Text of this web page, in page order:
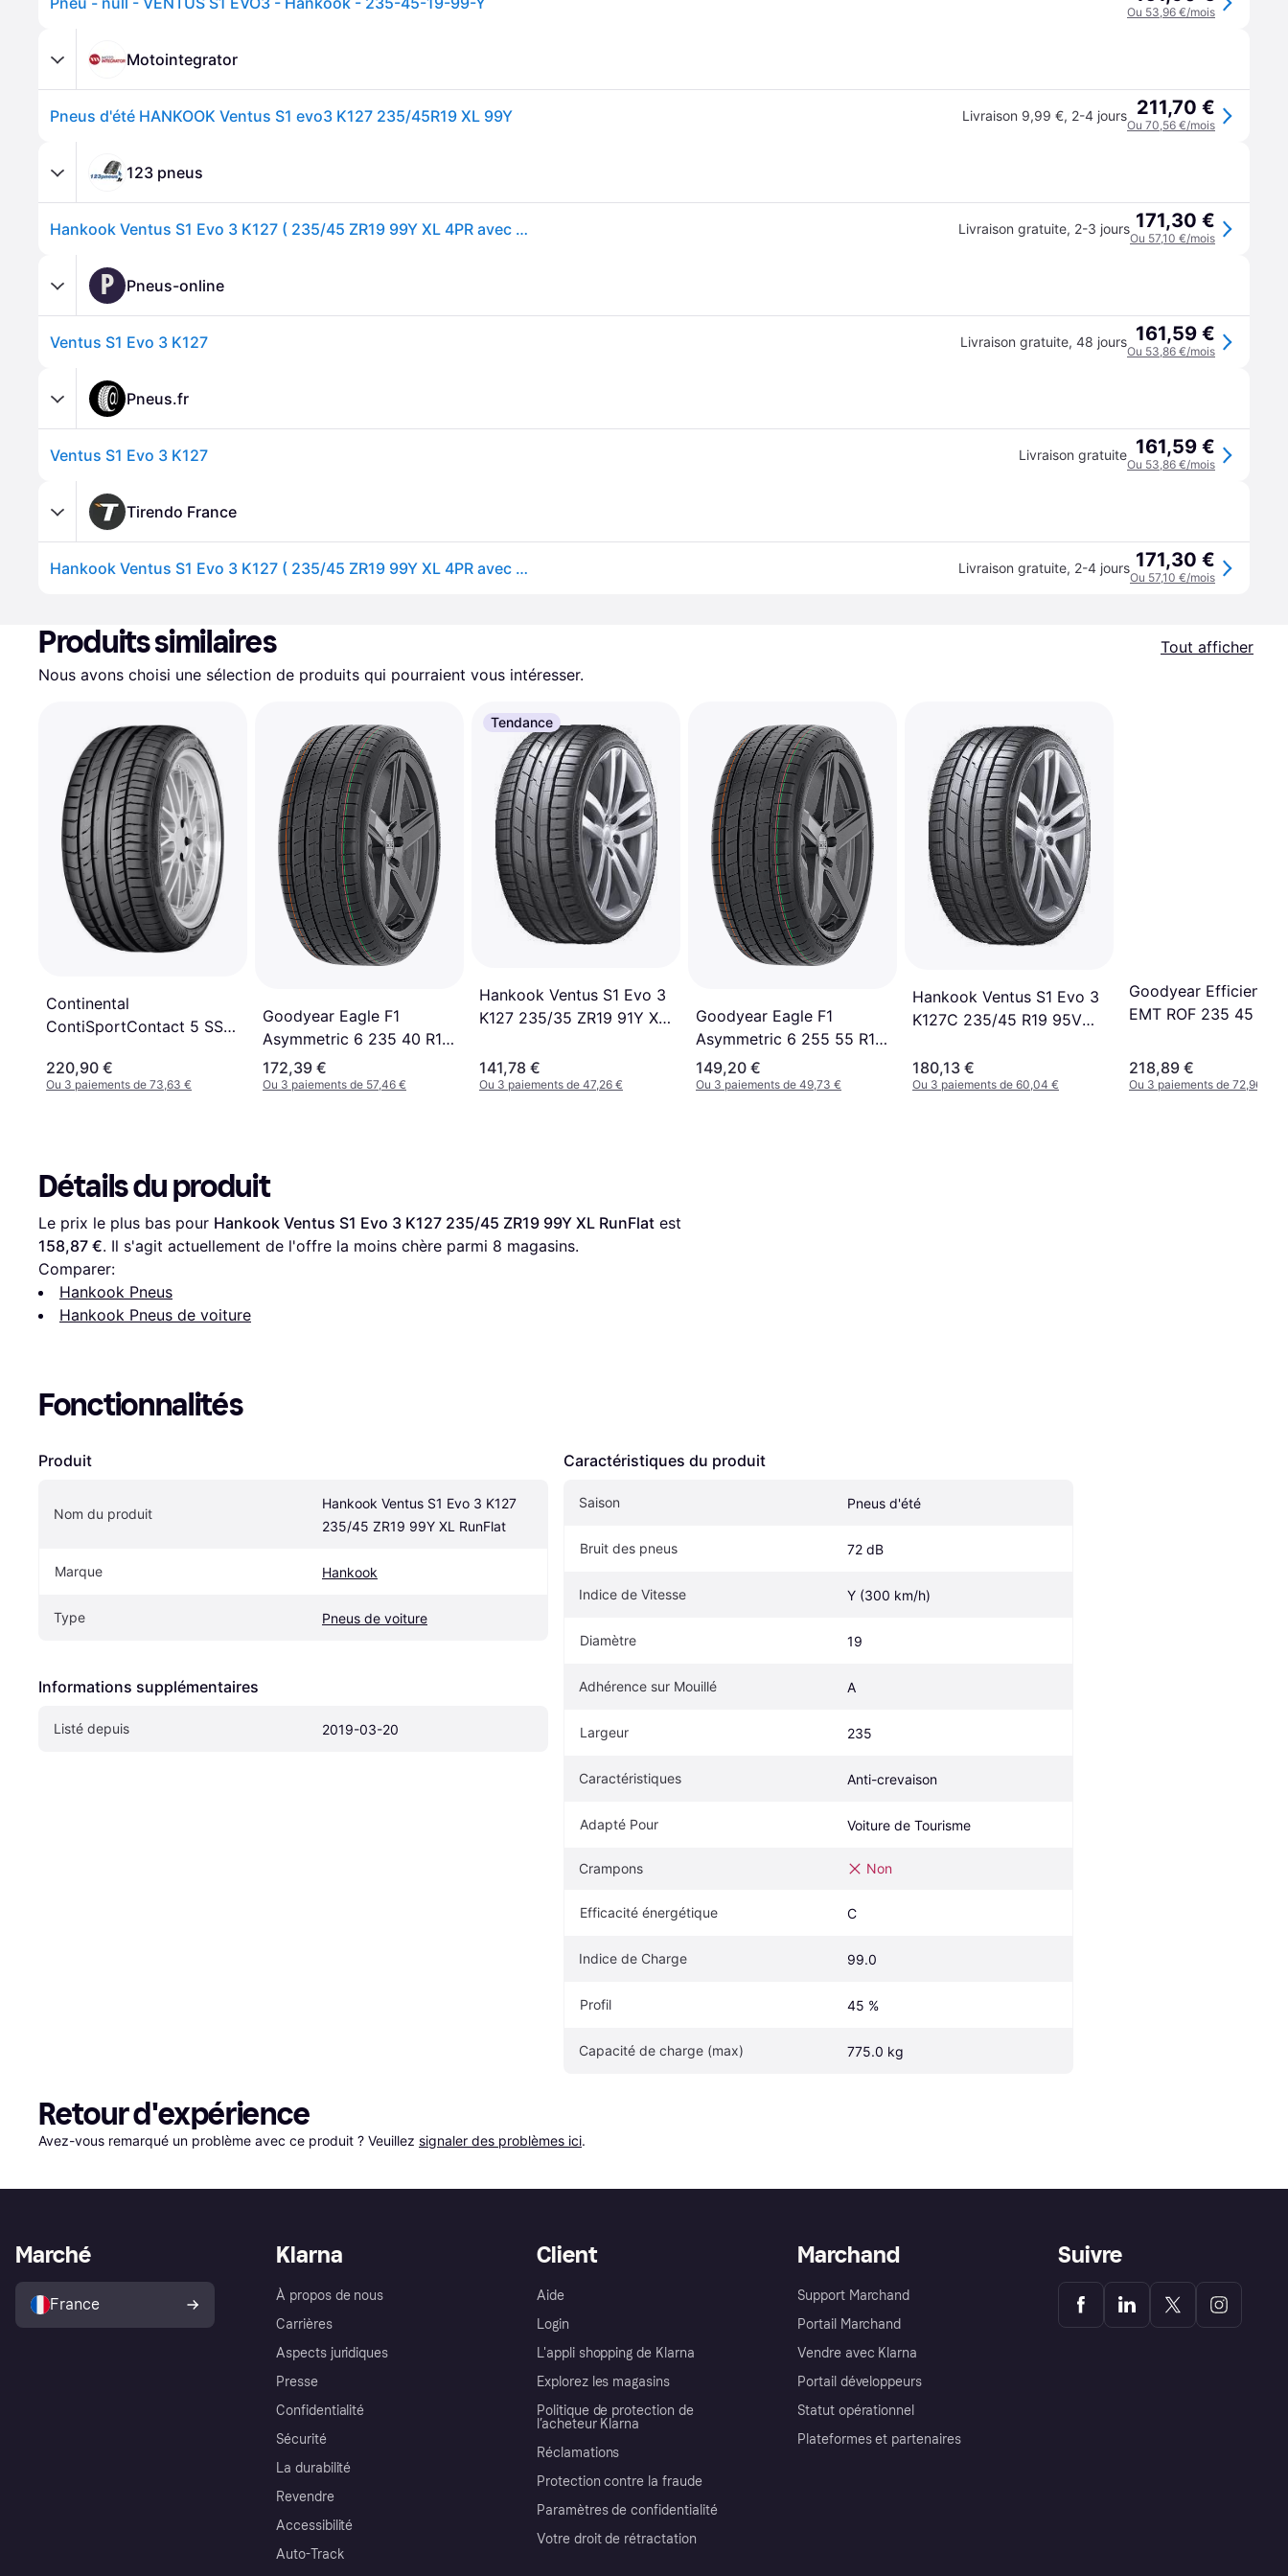
Ou 53,96 €/mois
Motointegrator
Pneus d'été HANKOOK Ventus S1 evo3 K127 235/45R19 XL 99Y Livraison 9,99 €, 2-4 jours 211,70 €
Ou 70,56 €/mois
123 pneus
Hankook Ventus S1 Evo 3 K127 ( 235/45 ZR19 99Y XL 4PR avec protège-jante (MFS) SBL ) Livraison gratuite, 2-3 jours 171,30 €
Ou 57,10 €/mois
P Pneus-online
Ventus S1 Evo 3 K127 Livraison gratuite, 48 jours 161,59 €
Ou 53,86 €/mois
Pneus.fr
Ventus S1 Evo 3 K127 Livraison gratuite 161,59 €
Ou 53,86 €/mois
Tirendo France
Hankook Ventus S1 Evo 3 K127 ( 235/45 ZR19 99Y XL 4PR avec protège-jante (MFS) SBL ) Livraison gratuite, 2-4 jours 171,30 €
Ou 57,10 €/mois
Produits similaires
Tout afficher
Nous avons choisi une sélection de produits qui pourraient vous intéresser.
Continental
ContiSportContact 5 SSR
220,90 €
Ou 3 paiements de 73,63 €
Goodyear Eagle F1
Asymmetric 6 235 40 R19
96V XL EDR NB0 Tyres
172,39 €
Ou 3 paiements de 57,46 €
Tendance
Hankook Ventus S1 Evo 3
K127 235/35 ZR19 91Y XL
141,78 €
Ou 3 paiements de 47,26 €
Goodyear Eagle F1
Asymmetric 6 255 55 R18
Tyres
149,20 €
Ou 3 paiements de 49,73 €
Hankook Ventus S1 Evo 3
K127C 235/45 R19 95V
180,13 €
Ou 3 paiements de 60,04 €
Goodyear
EMT ROF 235 45
218,89 €
Ou 3 paiements de 72,96 €
Détails du produit
Le prix le plus bas pour Hankook Ventus S1 Evo 3 K127 235/45 ZR19 99Y XL RunFlat
158,87 €. Il s'agit actuellement de l'offre la moins chère parmi 8 magasins.
Comparer:
Hankook Pneus
Hankook Pneus de voiture
Fonctionnalités
Produit
Nom du produit
Hankook Ventus S1 Evo 3 K127
235/45 ZR19 99Y XL RunFlat
Marque Hankook
Type Pneus de voiture
Informations supplémentaires
Listé depuis 2019-03-20
Caractéristiques du produit
Saison Pneus d'été
Bruit des pneus 72 dB
Indice de Vitesse Y (300 km/h)
Diamètre 19
Adhérence sur Mouillé A
Largeur 235
Caractéristiques Anti-crevaison
Adapté Pour Voiture de Tourisme
Crampons Non
Efficacité énergétique C
Indice de Charge 99.0
Profil 45 %
Capacité de charge (max) 775.0 kg
Retour d'expérience
Avez-vous remarqué un problème avec ce produit ? Veuillez signaler des problèmes ici.
Klarna
À propos de nous
Carrières
Aspects juridiques
Presse
Confidentialité
Sécurité
La durabilité
Revendre
Accessibilité
Auto-Track
Client
Aide
Login
L'appli shopping de Klarna
Explorez les magasins
Politique de protection de
l’acheteur Klarna
Réclamations
Protection contre la fraude
Paramètres de confidentialité
Votre droit de rétractation
Marchand
Support Marchand
Portail Marchand
Vendre avec Klarna
Portail développeurs
Statut opérationnel
Plateformes et partenaires
Marché
France
Suivre